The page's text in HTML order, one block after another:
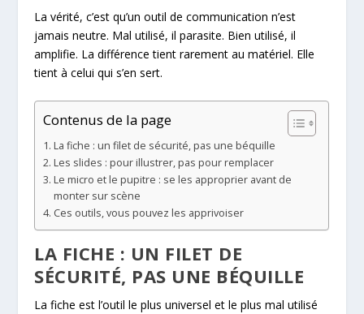
La vérité, c’est qu’un outil de communication n’est
jamais neutre. Mal utilisé, il parasite. Bien utilisé, il
amplifie. La différence tient rarement au matériel. Elle
tient à celui qui s’en sert.
Contenus de la page
La fiche : un filet de sécurité, pas une béquille
Les slides : pour illustrer, pas pour remplacer
Le micro et le pupitre : se les approprier avant de
monter sur scène
Ces outils, vous pouvez les apprivoiser
LA FICHE : UN FILET DE
SÉCURITÉ, PAS UNE BÉQUILLE
La fiche est l’outil le plus universel et le plus mal utilisé